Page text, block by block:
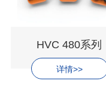
HVC 480系列
详情>>